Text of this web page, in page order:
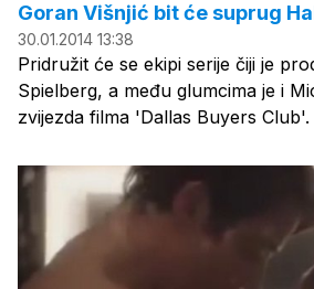
Goran Višnjić bit će suprug
30.01.2014 13:38
Pridružit će se ekipi serije čiji je
Spielberg, a među glumcima je i
zvijezda filma 'Dallas Buyers Club'.